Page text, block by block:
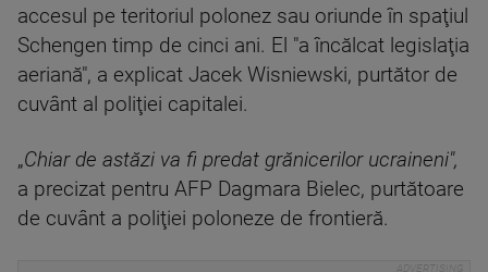
accesul pe teritoriul polonez sau oriunde în spaţiul
Schengen timp de cinci ani. El "a încălcat legislaţia
aeriană", a explicat Jacek Wisniewski, purtător de
cuvânt al poliţiei capitalei.
„Chiar de astăzi va fi predat grănicerilor ucraineni",
a precizat pentru AFP Dagmara Bielec, purtătoare
de cuvânt a poliţiei poloneze de frontieră.